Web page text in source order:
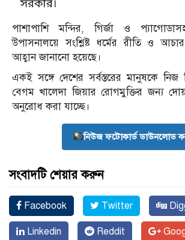
পাশাপাশি মন্দির, গির্জা ও
উপাসনালয়ে সংশ্লিষ্ট ধর্মের রীতি ও আচার
আহ্বান জানানো হয়েছে।
একই সঙ্গে দেশের সর্বস্তরের মানুষকে নিজ
বেগম খালেদা জিয়ার রোগমুক্তির জন্য
অনুরোধ করা যাচ্ছে।
নিউজ ফটোকার্ড ডাউনলোড
সংবাদটি শেয়ার করুন
Facebook Twitter
Linkedin Reddit